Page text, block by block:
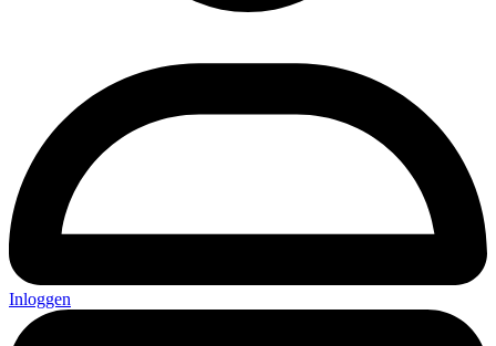
Inloggen